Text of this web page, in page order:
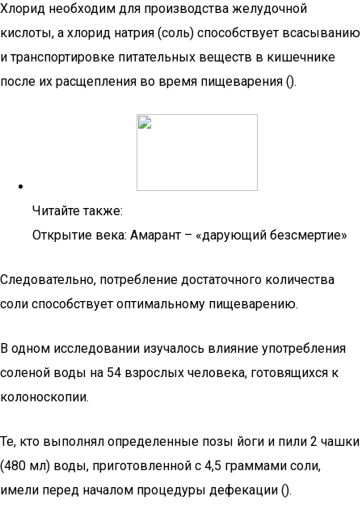
Хлорид необходим для производства желудочной
кислоты, а хлорид натрия (соль) способствует всасыванию
и транспортировке питательных веществ в кишечнике
после их расщепления во время пищеварения ().
Читайте также:
Открытие века: Амарант – «дарующий безсмертие»
Следовательно, потребление достаточного количества
соли способствует оптимальному пищеварению.
В одном исследовании изучалось влияние употребления
соленой воды на 54 взрослых человека, готовящихся к
колоноскопии.
Те, кто выполнял определенные позы йоги и пили 2 чашки
(480 мл) воды, приготовленной с 4,5 граммами соли,
имели перед началом процедуры дефекации ().